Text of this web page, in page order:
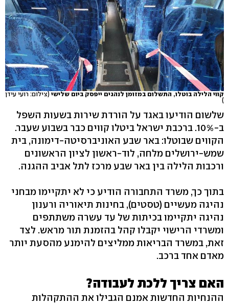
קווי הלילה בוטלו, התשלום במזומן לנהגים ייפסק ביום שלישי(צילום: רועי עידן
)
שלשום הודיעו באגד על הורדת שירות בשעות השפל
ב-10%. ברכבת ישראל ביטלו קווים כבר בשבוע שעבר.
הקווים שבוטלו: באר שבע האוניברסיטה-דימונה, בית
שמש-ירושלים מלחה, לוד-ראשון לציון הראשונים
ורכבות הלילה בין באר שבע מרכז לתל אביב ההגנה.
בתוך כך, משרד התחבורה הודיע כי לא יתקיימו מבחני
נהיגה מעשיים (טסטים), בחינות תיאוריה ורענון
נהיגה יתקיימו בכיתות של עד עשרה משתתפים
ומשרדי הרישוי יקבלו קהל בהזמנת תור מראש. לצד
זאת, במשרד הבריאות ממליצים להימנע מהסעת יותר
מאדם אחד ברכב.
האם צריך ללכת לעבודה?
ההנחיות החדשות אמנם הגבילו את ההתקהלות